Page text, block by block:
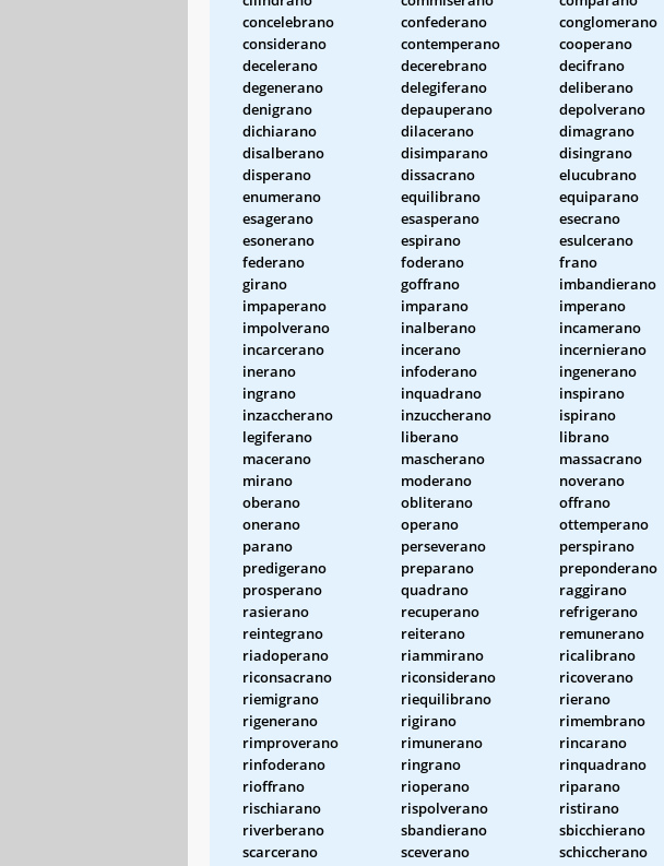
concelebrano
confederano conglomerano
considerano
contemperano cooperano
decelerano
decerebrano decifrano
degenerano
delegiferano deliberano
denigrano
depauperano depolverano
dichiarano
dilacerano dimagrano
disalberano
disimparano disingrano
disperano
dissacrano elucubrano
enumerano
equilibrano equiparano
esagerano
esasperano esecrano
esonerano
espirano esulcerano
federano
foderano frano
girano
goffrano imbandierano
impaperano
imparano imperano
impolverano
inalberano incamerano
incarcerano
incerano incernierano
inerano
infoderano ingenerano
ingrano
inquadrano inspirano
inzaccherano
inzuccherano ispirano
legiferano
liberano librano
macerano
mascherano massacrano
mirano
moderano noverano
oberano
obliterano offrano
onerano
operano ottemperano
parano
perseverano perspirano
predigerano
preparano preponderano
prosperano
quadrano raggirano
rasierano
recuperano refrigerano
reintegrano
reiterano remunerano
riadoperano
riammirano ricalibrano
riconsacrano
riconsiderano ricoverano
riemigrano
riequilibrano rierano
rigenerano
rigirano rimembrano
rimproverano
rimunerano rincarano
rinfoderano
ringrano rinquadrano
rioffrano
rioperano riparano
rischiarano
rispolverano ristirano
riverberano
sbandierano sbicchierano
scarcerano
sceverano schiccherano